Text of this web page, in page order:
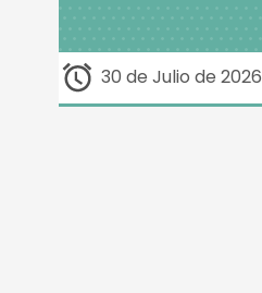
30 de Julio de 2026